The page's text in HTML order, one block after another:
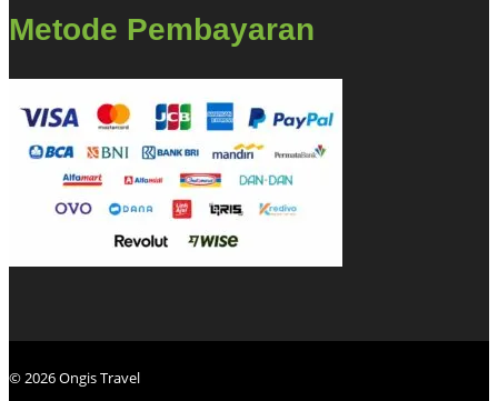
Metode Pembayaran
© 2026 Ongis Travel